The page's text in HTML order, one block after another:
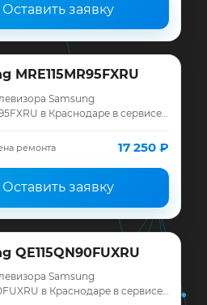
Оставить заявку
MRE115MR95FXRU
Samsung
в Краснодаре в сервисе
до ремонта, запчасти и
12 меся…
ремонта 17 250 ₽
Оставить заявку
QE115QN90FUXRU
Samsung
в Краснодаре в сервисе